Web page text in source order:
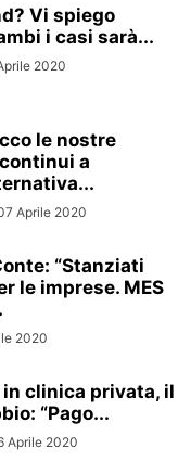
Vi spiego
i casi sarà...
2020
le nostre
a
Aprile 2020
“Stanziati
le imprese. MES
2020
clinica privata, il
“Pago...
Aprile 2020